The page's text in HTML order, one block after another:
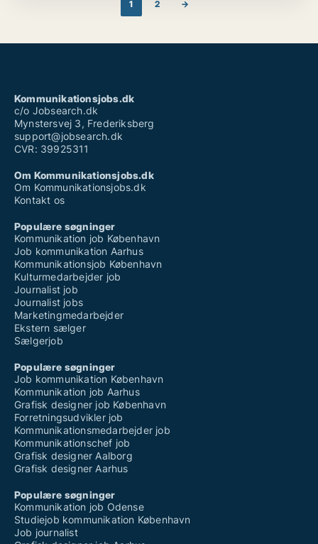
1 2 →
Kommunikationsjobs.dk
c/o Jobsearch.dk
Mynstersvej 3, Frederiksberg
support@jobsearch.dk
CVR: 39925311
Om Kommunikationsjobs.dk
Om Kommunikationsjobs.dk
Kontakt os
Populære søgninger
Kommunikation job København
Job kommunikation Aarhus
Kommunikationsjob København
Kulturmedarbejder job
Journalist job
Journalist jobs
Marketingmedarbejder
Ekstern sælger
Sælgerjob
Populære søgninger
Job kommunikation København
Kommunikation job Aarhus
Grafisk designer job København
Forretningsudvikler job
Kommunikationsmedarbejder job
Kommunikationschef job
Grafisk designer Aalborg
Grafisk designer Aarhus
Populære søgninger
Kommunikation job Odense
Studiejob kommunikation København
Job journalist